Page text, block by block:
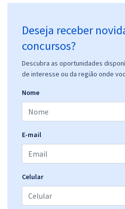
Deseja receber
concursos?
Descubra as oportunidades
de interesse ou da região onde
Nome
E-mail
Celular